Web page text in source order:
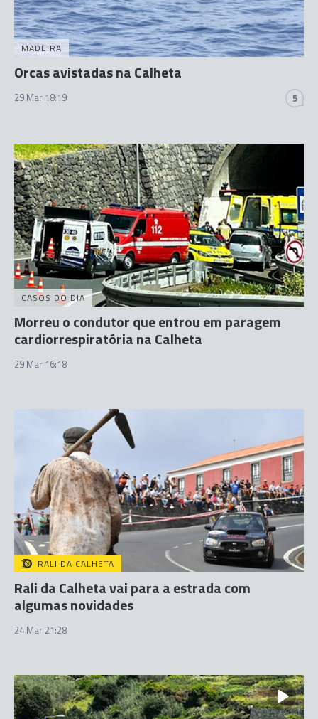
MADEIRA
Orcas avistadas na Calheta
29 Mar 18:19 5
CASOS DO DIA
Morreu o condutor que entrou em paragem
cardiorrespiratória na Calheta
29 Mar 16:18
RALI DA CALHETA
Rali da Calheta vai para a estrada com
algumas novidades
24 Mar 21:28